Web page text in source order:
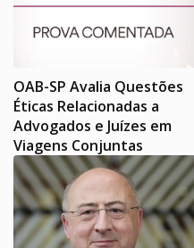
OAB-SP Avalia Questões
Éticas Relacionadas a
Advogados e Juízes em
Viagens Conjuntas